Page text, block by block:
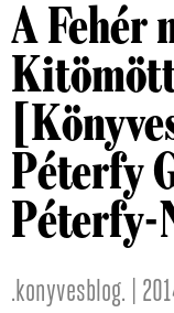
A Fehér
Péterfy
Péterfy-
.konyvesblog. |